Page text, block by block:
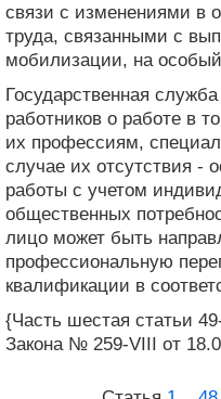
связи с изменениями в
труда, связанными с
мобилизации, на
Государственная
работников о работе в
их профессиям,
случае их отсутствия -
работы с учетом
общественных
лицо может быть
профессиональную
квалификации в
{Часть шестая статьи
Закона № 259-VIII от